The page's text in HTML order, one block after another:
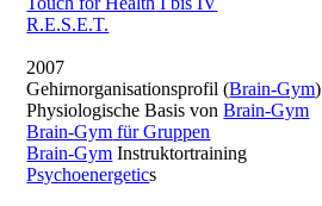
R.E.S.E.T.
2007
Gehirnorganisationsprofil (Brain-Gym)
Physiologische Basis vonBrain-Gym
Brain-Gym für Gruppen
Brain-Gym Instruktortraining
Psychoenergetics